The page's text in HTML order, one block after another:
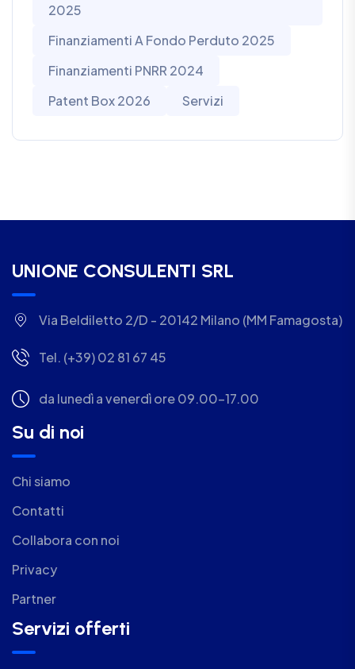
2025
Finanziamenti A Fondo Perduto 2025
Finanziamenti PNRR 2024
Patent Box 2026
Servizi
UNIONE CONSULENTI SRL
Via Beldiletto 2/D - 20142 Milano (MM Famagosta)
Tel. (+39) 02 81 67 45
da lunedì a venerdì ore 09.00-17.00
Su di noi
Chi siamo
Contatti
Collabora con noi
Privacy
Partner
Servizi offerti